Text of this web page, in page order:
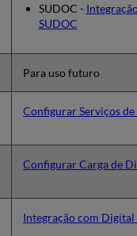
SUDOC -
SUDOC
Para uso futuro
Configurar Serviços
Configurar Carga de
Integração com Digital